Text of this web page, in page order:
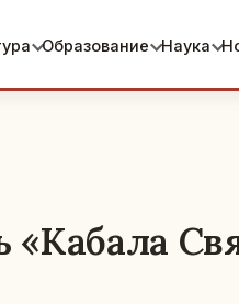
Образование Наука
«Кабала